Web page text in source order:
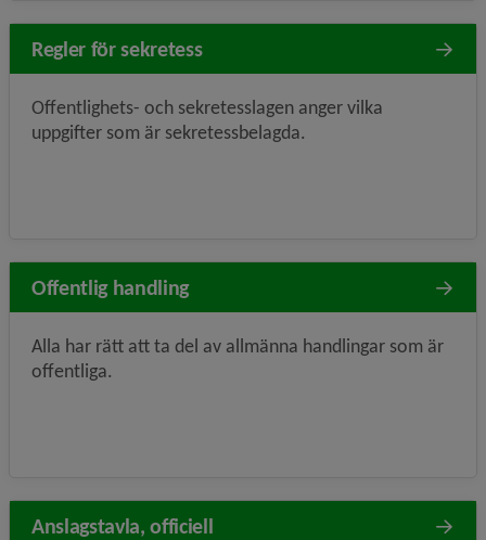
Regler för sekretess
Offentlighets- och sekretesslagen anger vilka
uppgifter som är sekretessbelagda.
Offentlig handling
Alla har rätt att ta del av allmänna handlingar som är
offentliga.
Anslagstavla, officiell